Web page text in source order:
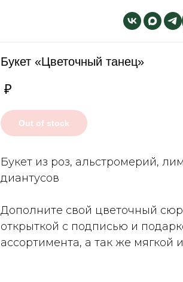
Букет «Цветочный танец»
₽
Out of stock
Букет из роз, альстромерий,
диантусов
Дополните свой цветочный
открыткой с подписью и
ассортимента, а так же мягкой